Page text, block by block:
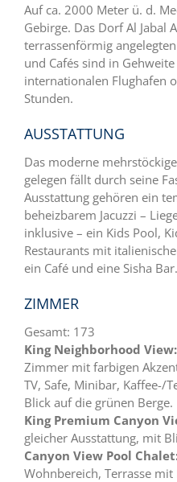
Auf ca. 2000 Meter ü. d.
Gebirge. Das Dorf Al Jabal
terrassenförmig
und Cafés sind in
internationalen Flughafen
Stunden.
AUSSTATTUNG
Das moderne
gelegen fällt durch seine
Ausstattung gehören ein
beheizbarem Jacuzzi –
inklusive – ein Kids Pool,
Restaurants mit
ein Café und eine Sisha
ZIMMER
Gesamt: 173
King Neighborhood View:
Zimmer mit farbigen
TV, Safe, Minibar, Kaffee-/
Blick auf die grünen Berge.
King Premium Canyon
gleicher Ausstattung, mit
Canyon View Pool
Wohnbereich, Terrasse